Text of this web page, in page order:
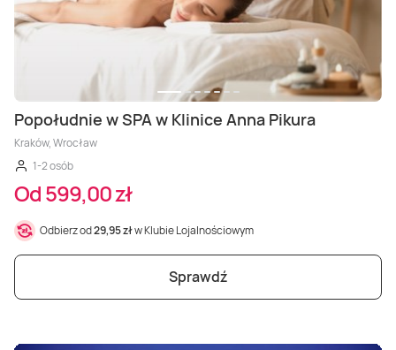
Popołudnie w SPA w Klinice Anna Pikura
Kraków, Wrocław
1-2 osób
Od 599,00 zł
Odbierz od29,95 złw Klubie Lojalnościowym
Sprawdź